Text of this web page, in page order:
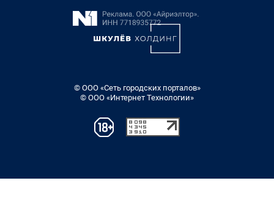
© ООО «Сеть городских порталов»
© ООО «Интернет Технологии»